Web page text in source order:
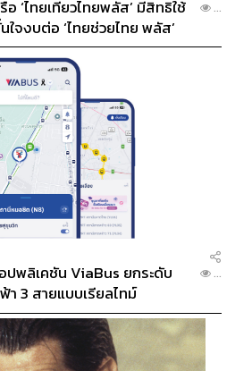
ามปลอดภัยอัจฉริยะที่ช่วยลด
เหตุ เพิ่มความปลอดภัยให้ผู้ขับขี่
ยม
ขั้นด้วยระบบโครงสร้างตัวถัง
ที่แข็งแกร่งพร้อมถุงลม
ที่ชัดเจนมากยิ่งขึ้นด้วยกล้องมอง
(3D Around View Monitor),
ระบบควบคุมการทรงตัว SCS,
อ ‘ไทยเที่ยวไทยพลัส’ มีสิทธิใช้
จงบต่อ ‘ไทยช่วยไทย พลัส’
...
ปพลิเคชัน ViaBus ยกระดับ
3 สายแบบเรียลไทม์
...